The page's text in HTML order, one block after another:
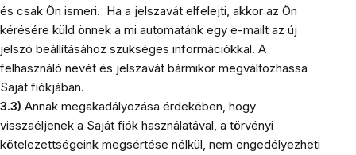
és csak Ön ismeri. Ha a jelszavát elfelejti, akkor az Ön
kérésére küld önnek a mi automatánk egy e-mailt az új
jelszó beállításához szükséges információkkal. A
felhasználó nevét és jelszavát bármikor megváltozhassa
Saját fiókjában.
3.3) Annak megakadályozása érdekében, hogy
visszaéljenek a Saját fiók használatával, a törvényi
kötelezettségeink megsértése nélkül, nem engedélyezheti